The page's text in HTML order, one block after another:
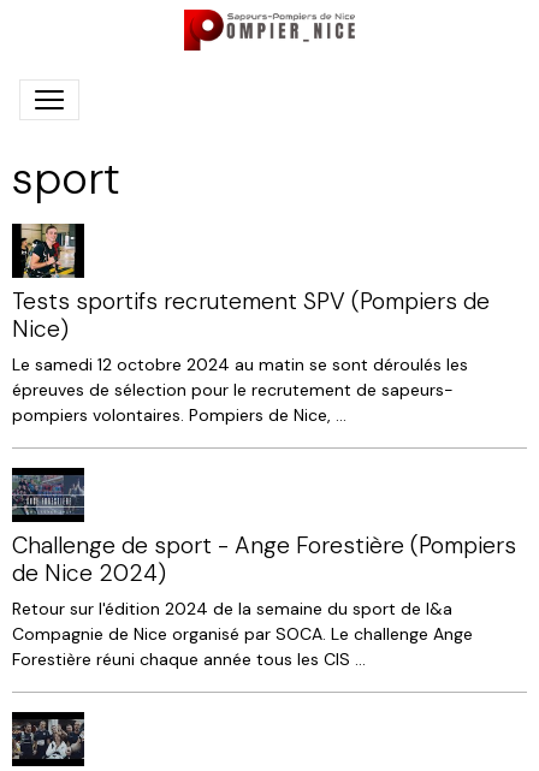
sport
Tests sportifs recrutement SPV (Pompiers de
Nice)
Le samedi 12 octobre 2024 au matin se sont déroulés les
épreuves de sélection pour le recrutement de sapeurs-
pompiers volontaires. Pompiers de Nice, ...
Challenge de sport - Ange Forestière (Pompiers
de Nice 2024)
Retour sur l'édition 2024 de la semaine du sport de l&a
Compagnie de Nice organisé par SOCA. Le challenge Ange
Forestière réuni chaque année tous les CIS ...